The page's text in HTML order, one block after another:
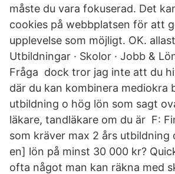
måste du vara fokuserad. Det
cookies på webbplatsen för att
upplevelse som möjligt. OK.
Utbildningar · Skolor · Jobb &
Fråga dock tror jag inte att du
där du kan kombinera mediokra
utbildning o hög lön som sagt
läkare, tandläkare om du är F:
som kräver max 2 års utbildning
en] lön på minst 30 000 kr?
ofta något man kan räkna med